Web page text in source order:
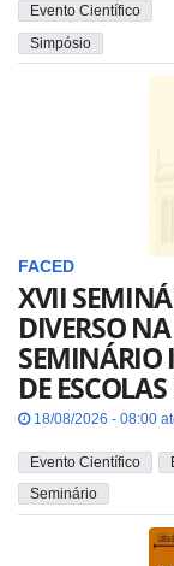
Evento Científico
Simpósio
FACED
XVII
DIVERSO
SEMINÁRIO
DE
18/08/2026 - 08:00
Evento Científico
Seminário